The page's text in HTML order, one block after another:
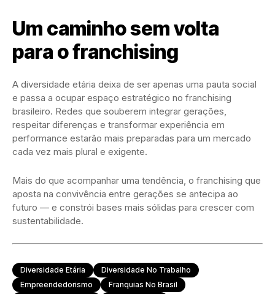
Um caminho sem volta
para o franchising
A diversidade etária deixa de ser apenas uma pauta social
e passa a ocupar espaço estratégico no franchising
brasileiro. Redes que souberem integrar gerações,
respeitar diferenças e transformar experiência em
performance estarão mais preparadas para um mercado
cada vez mais plural e exigente.
Mais do que acompanhar uma tendência, o franchising que
aposta na convivência entre gerações se antecipa ao
futuro — e constrói bases mais sólidas para crescer com
sustentabilidade.
Diversidade Etária
Diversidade No Trabalho
Empreendedorismo
Franquias No Brasil